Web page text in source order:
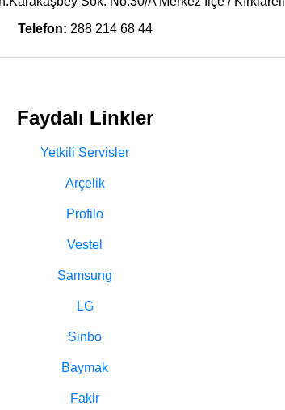
Telefon: 288 214 68 44
Faydalı Linkler
Yetkili Servisler
Arçelik
Profilo
Vestel
Samsung
LG
Sinbo
Baymak
Fakir